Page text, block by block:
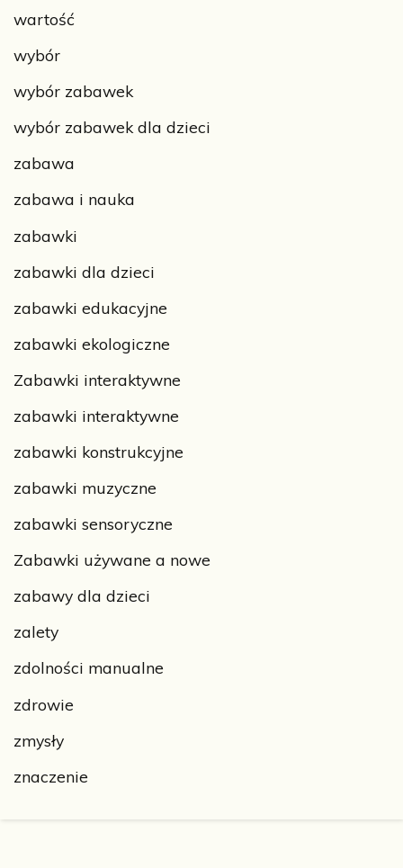
wartość
wybór
wybór zabawek
wybór zabawek dla dzieci
zabawa
zabawa i nauka
zabawki
zabawki dla dzieci
zabawki edukacyjne
zabawki ekologiczne
Zabawki interaktywne
zabawki interaktywne
zabawki konstrukcyjne
zabawki muzyczne
zabawki sensoryczne
Zabawki używane a nowe
zabawy dla dzieci
zalety
zdolności manualne
zdrowie
zmysły
znaczenie